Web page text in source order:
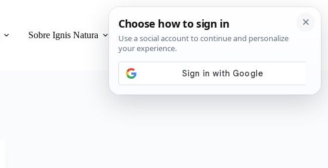
Sobre Ignis Natura Privacidad y Cookies